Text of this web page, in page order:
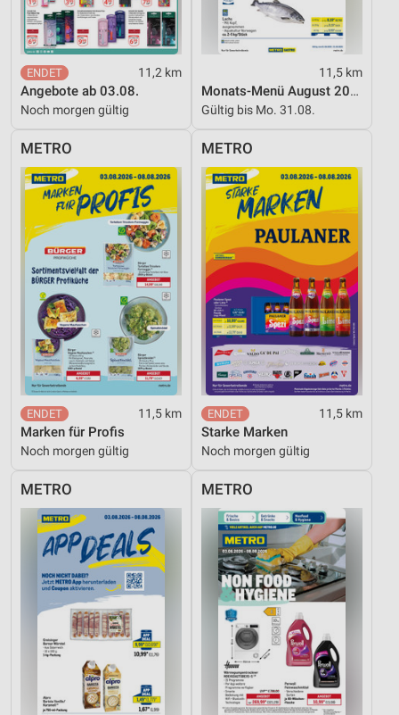
11,2 km
Angebote ab 03.08.
Noch morgen gültig
11,5 km
Monats-Menü August 2026
Gültig bis Mo. 31.08.
METRO
11,5 km
Marken für Profis
Noch morgen gültig
METRO
11,5 km
Starke Marken
Noch morgen gültig
METRO METRO